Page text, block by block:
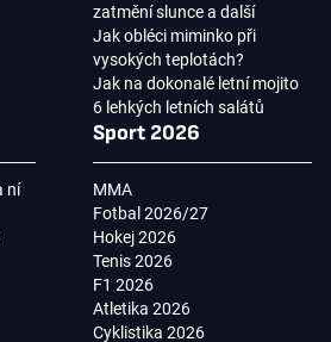
zatmění slunce a další
Jak obléci miminko při
vysokých teplotách?
Jak na dokonalé letní mojito
6 lehkých letních salátů
ní
Sport 2026
MMA
Fotbal 2026/27
Hokej 2026
Tenis 2026
F1 2026
Atletika 2026
Cyklistika 2026